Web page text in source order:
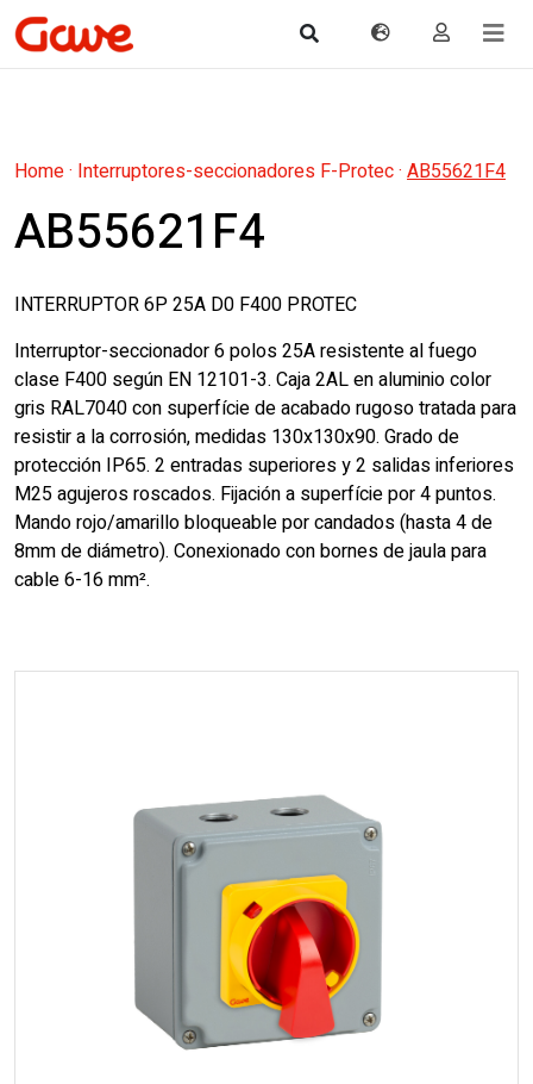
Home· Interruptores-seccionadores F-Protec· AB55621F4
AB55621F4
INTERRUPTOR 6P 25A D0 F400 PROTEC
Interruptor-seccionador 6 polos 25A resistente al fuego
clase F400 según EN 12101-3. Caja 2AL en aluminio color
gris RAL7040 con superfície de acabado rugoso tratada para
resistir a la corrosión, medidas 130x130x90. Grado de
protección IP65. 2 entradas superiores y 2 salidas inferiores
M25 agujeros roscados. Fijación a superfície por 4 puntos.
Mando rojo/amarillo bloqueable por candados (hasta 4 de
8mm de diámetro). Conexionado con bornes de jaula para
cable 6-16 mm².